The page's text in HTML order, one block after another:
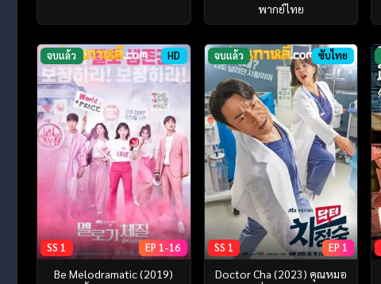
พากย์ไทย
จบแล้ว HD
SS 1 EP 1-16
Be Melodramatic (2019)
จบแล้ว ซับไทย
SS 1 EP 1
Doctor Cha (2023) คุณหมอ